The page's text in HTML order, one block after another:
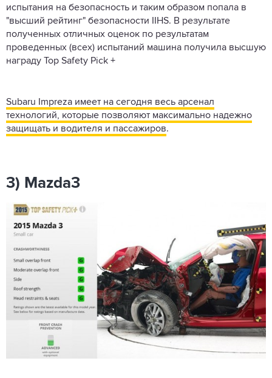
испытания на безопасность и таким образом попала в
"высший рейтинг" безопасности IIHS. В результате
полученных отличных оценок по результатам
проведенных (всех) испытаний машина получила высшую
награду Top Safety Pick +
Subaru Impreza имеет на сегодня весь арсенал
технологий, которые позволяют максимально надежно
защищать и водителя и пассажиров.
3) Mazda3